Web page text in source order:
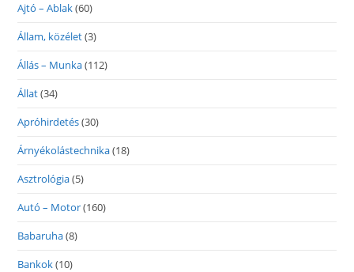
Ajtó – Ablak(60)
Állam, közélet(3)
Állás – Munka(112)
Állat(34)
Apróhirdetés(30)
Árnyékolástechnika(18)
Asztrológia(5)
Autó – Motor(160)
Babaruha(8)
Bankok(10)